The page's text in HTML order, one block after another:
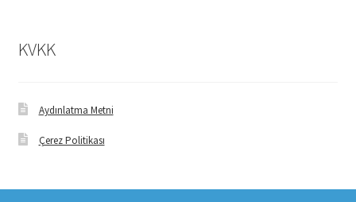
KVKK
Aydınlatma Metni
Çerez Politikası